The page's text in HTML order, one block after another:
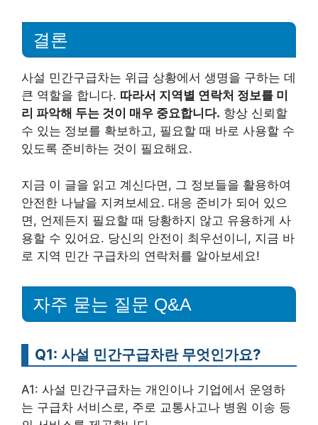
결론
사설 민간구급차는 위급 상황에서 생명을 구하는 데
큰 역할을 합니다. 따라서 지역별 연락처 정보를 미
리 파악해 두는 것이 매우 중요합니다. 항상 신뢰할
수 있는 정보를 확보하고, 필요할 때 바로 사용할 수
있도록 준비하는 것이 필요해요.
지금 이 글을 읽고 계신다면, 그 정보들을 활용하여
안전한 나날을 지켜보세요. 대응 준비가 되어 있으
면, 언제든지 필요할 때 당황하지 않고 유용하게 사
용할 수 있어요. 당신의 안전이 최우선이니, 지금 바
로 지역 민간 구급차의 연락처를 알아보세요!
자주 묻는 질문 Q&A
Q1: 사설 민간구급차란 무엇인가요?
A1: 사설 민간구급차는 개인이나 기업에서 운영하
는 구급차 서비스로, 주로 교통사고나 병원 이송 등